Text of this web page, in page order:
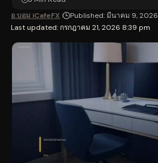
Last updated: กรกฎาคม 21, 2026 8:39 pm
อ.บอม iCafeFX Published: มีนาคม 9, 2026